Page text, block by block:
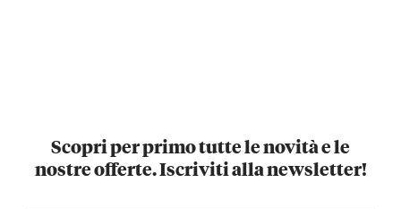
Scopri per primo tutte le novità e le
nostre offerte. Iscriviti alla newsletter!